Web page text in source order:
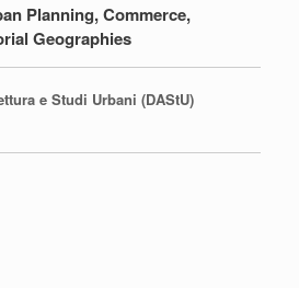
Planning, Commerce,
Geographies
e Studi Urbani (DAStU)